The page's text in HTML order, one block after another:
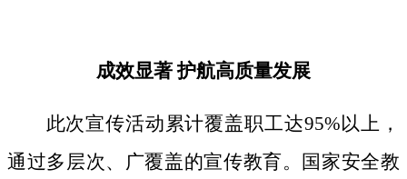
成效显著护航高质量发展
此次宣传活动累计覆盖职工达95%以上，
通过多层次、广覆盖的宣传教育。国家安全教